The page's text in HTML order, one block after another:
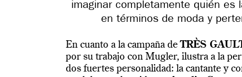
imaginar completamente quién es
en términos de moda y
En cuanto a la campaña deTRÈS
por su trabajo con Mugler, ilustra a la
dos fuertes personalidad: la cantante y